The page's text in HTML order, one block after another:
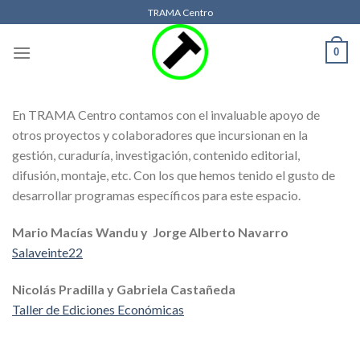
to
content
TRAMA Centro
0
En TRAMA Centro contamos con el invaluable apoyo de
otros proyectos y colaboradores que incursionan en la
gestión, curaduría, investigación, contenido editorial,
difusión, montaje, etc. Con los que hemos tenido el gusto de
desarrollar programas específicos para este espacio.
Mario Macías Wandu y Jorge Alberto Navarro
Salaveinte22
Nicolás Pradilla y Gabriela Castañeda
Taller de Ediciones Económicas